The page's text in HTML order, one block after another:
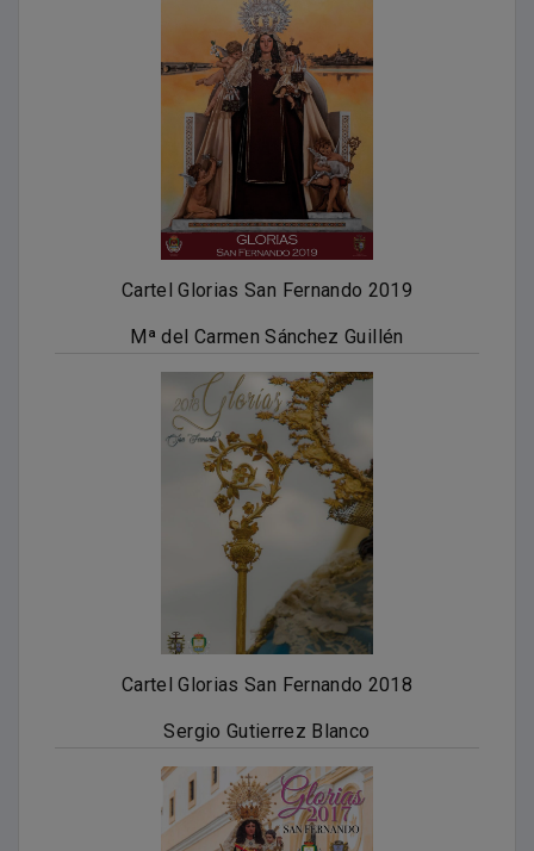
Cartel Glorias San Fernando 2019
Mª del Carmen Sánchez Guillén
Cartel Glorias San Fernando 2018
Sergio Gutierrez Blanco